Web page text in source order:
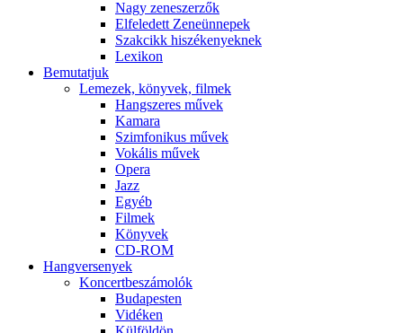
Nagy zeneszerzők
Elfeledett Zeneünnepek
Szakcikk hiszékenyeknek
Lexikon
Bemutatjuk
Lemezek, könyvek, filmek
Hangszeres művek
Kamara
Szimfonikus művek
Vokális művek
Opera
Jazz
Egyéb
Filmek
Könyvek
CD-ROM
Hangversenyek
Koncertbeszámolók
Budapesten
Vidéken